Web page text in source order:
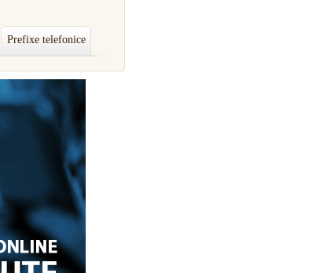
Prefixe telefonice